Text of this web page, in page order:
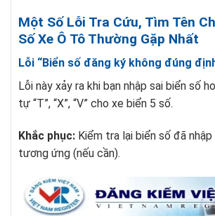
Một Số Lỗi Tra Cứu, Tìm Tên
Số Xe Ô Tô Thường Gặp Nhất
Lỗi “Biển số đăng ký không đúng
Lỗi này xảy ra khi bạn nhập sai biển số
tự “T”, “X”, “V” cho xe biển 5 số.
Khắc phục: Kiểm tra lại biển số đã
tương ứng (nếu cần).